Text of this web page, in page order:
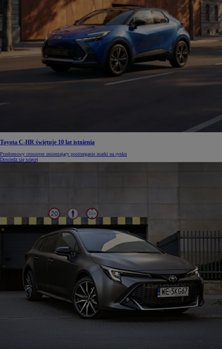
Toyota C-HR świętuje 10 lat istnienia
Przełomowy crossover zmieniający postrzeganie marki na rynku
Dowiedz się więcej